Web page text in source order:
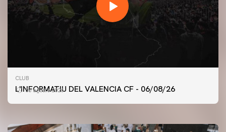
CLUB
L'INFORMATIU DEL VALENCIA CF - 06/08/26
06 agosto 2026
PRIMER EQUIP
ENTRENAMENT DEL VALENCIA CF 6/8/2026